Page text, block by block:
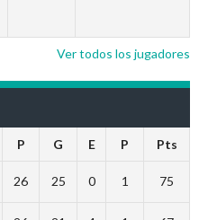
Ver todos los jugadores
P G E P Pts
26 25 0 1 75